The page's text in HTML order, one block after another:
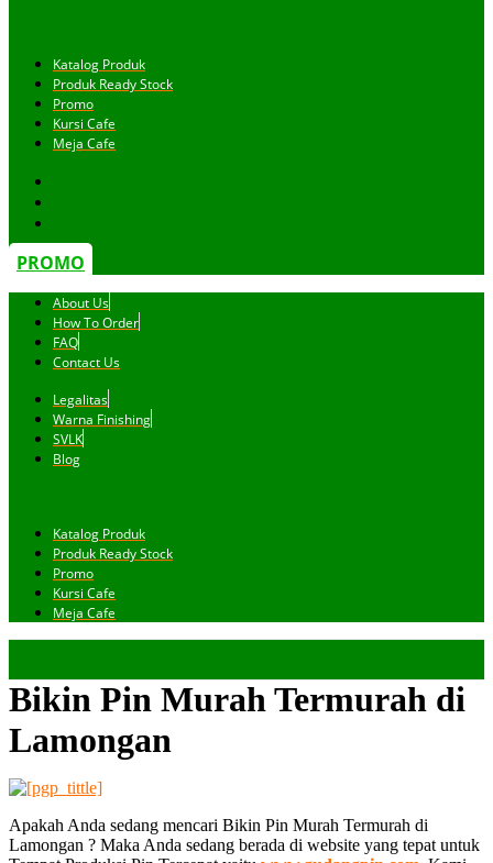
Katalog Produk
Produk Ready Stock
Promo
Kursi Cafe
Meja Cafe
PROMO
About Us
How To Order
FAQ
Contact Us
Legalitas
Warna Finishing
SVLK
Blog
Katalog Produk
Produk Ready Stock
Promo
Kursi Cafe
Meja Cafe
Bikin Pin Murah Termurah di
Lamongan
Apakah Anda sedang mencari Bikin Pin Murah Termurah di
Lamongan ? Maka Anda sedang berada di website yang tepat untuk